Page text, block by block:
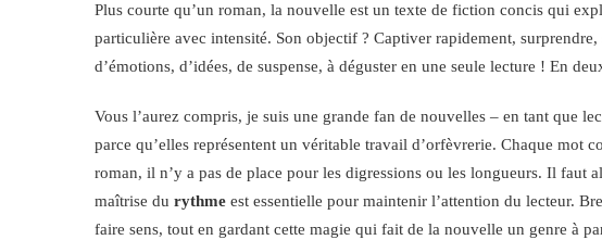
Plus courte qu’un roman, la nouvelle est un texte de fiction concis qui
particulière avec intensité. Son objectif ? Captiver rapidement,
d’émotions, d’idées, de suspense, à déguster en une seule lecture ! En
Vous l’aurez compris, je suis une grande fan de nouvelles – en tant que
parce qu’elles représentent un véritable travail d’orfèvrerie. Chaque mot
roman, il n’y a pas de place pour les digressions ou les longueurs. Il faut
maîtrise du rythme est essentielle pour maintenir l’attention du lecteur.
faire sens, tout en gardant cette magie qui fait de la nouvelle un genre à